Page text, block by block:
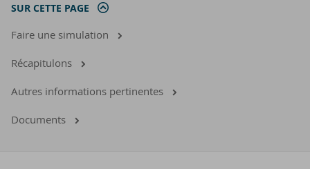
SUR CETTE PAGE
Faire une simulation
Récapitulons
Autres informations pertinentes
Documents